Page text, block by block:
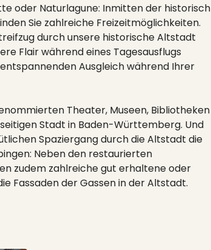
oder Naturlagune: Inmitten der historisch
Sie zahlreiche Freizeitmöglichkeiten.
durch unsere historische Altstadt
Flair während eines Tagesausflugs
Ausgleich während Ihrer
Theater, Museen, Bibliotheken
Stadt in Baden-Württemberg. Und
Spaziergang durch die Altstadt die
Neben den restaurierten
zudem zahlreiche gut erhaltene oder
Fassaden der Gassen in der Altstadt.